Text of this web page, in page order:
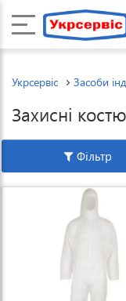
Укрсервіс Засоби
Захисні
Фільтр